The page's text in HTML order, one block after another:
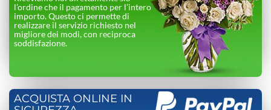
l’ordine che il pagamento per l’intero
importo. Questo ci permette di
realizzare il servizio richiesto nel
migliore dei modi, con reciproca
soddisfazione.
ACQUISTA ONLINE IN